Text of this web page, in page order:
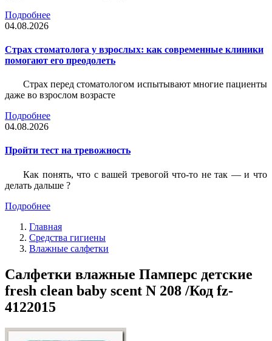
Подробнее
04.08.2026
Страх стоматолога у взрослых: как современные клиники
помогают его преодолеть
Страх перед стоматологом испытывают многие пациенты
даже во взрослом возрасте
Подробнее
04.08.2026
Пройти тест на тревожность
Как понять, что с вашей тревогой что-то не так — и что
делать дальше ?
Подробнее
Главная
Средства гигиены
Влажные салфетки
Салфетки влажные Памперс детские
fresh clean baby scent N 208 /Код fz-
4122015